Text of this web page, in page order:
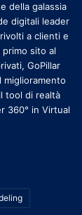
della galassia
digitali leader
a clienti e
sito al
GoPillar
miglioramento
tool di realtà
360° in Virtual